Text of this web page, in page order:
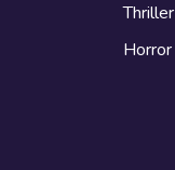
Thriller
Horror